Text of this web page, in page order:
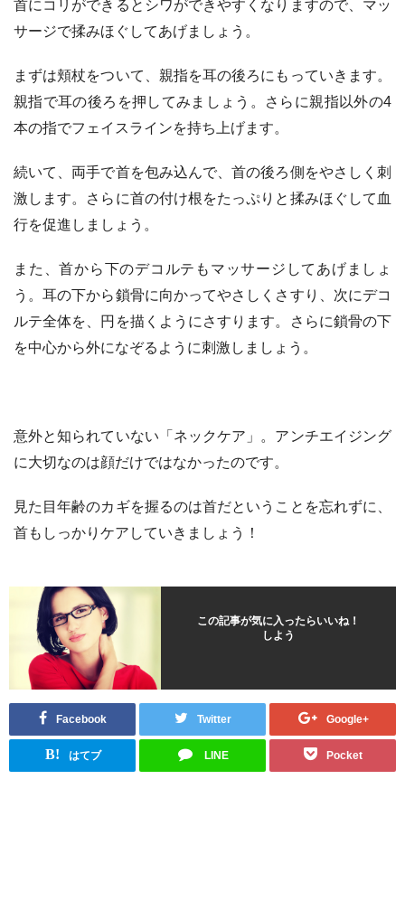
首にコリができるとシワができやすくなりますので、マッ
サージで揉みほぐしてあげましょう。
まずは頬杖をついて、親指を耳の後ろにもっていきます。
親指で耳の後ろを押してみましょう。さらに親指以外の4
本の指でフェイスラインを持ち上げます。
続いて、両手で首を包み込んで、首の後ろ側をやさしく刺
激します。さらに首の付け根をたっぷりと揉みほぐして血
行を促進しましょう。
また、首から下のデコルテもマッサージしてあげましょ
う。耳の下から鎖骨に向かってやさしくさすり、次にデコ
ルテ全体を、円を描くようにさすります。さらに鎖骨の下
を中心から外になぞるように刺激しましょう。
意外と知られていない「ネックケア」。アンチエイジング
に大切なのは顔だけではなかったのです。
見た目年齢のカギを握るのは首だということを忘れずに、
首もしっかりケアしていきましょう！
この記事が気に入ったらいいね！
しよう
Facebook Twitter Google+
B! はてブ LINE Pocket